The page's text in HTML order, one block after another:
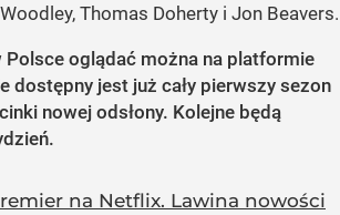
Thomas Doherty i Jon Beavers.
Polsce oglądać można na platformie
dostępny jest już cały pierwszy sezon
nowej odsłony. Kolejne będą
na Netflix. Lawina nowości